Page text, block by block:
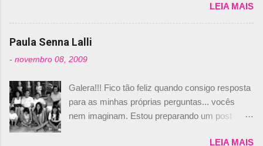
dois brasileiros”, explicou, dizendo ainda que
não tem nada contra o filho do tricampeão
Nelson Piquet. “Ele é um bom piloto, rápido e
experiente.” Audetto disse ainda que a suposta
não corresponde à realidade. “O suposto 15%
de investimento seria menor do que aquilo que
outros pilotos podem trazer: italianos, r...
truth but I’ve never had an option in my contract so that’s
should, pretty much, tell you that it’s not true." #Kimi7 #EifelGP
#AlfaRomeoRacing pic.twitter.com/77EDVn39Ia — Kimi
Romain falando sobre o fato do Iceman estar há tantos anos na
@RGrosjean ! #EifelGP 🇩🇪 #F1
pic.twitter.com/GSAu1LWnwW — Formula 1 (@F1) October 8,
2020 Beijinhos, Ludy
LEIA MAIS
Paula Senna Lalli
- novembro 08, 2009
Galera!!! Fico tão feliz quando consigo resposta
para as minhas próprias perguntas... vocês
nem imaginam. Estou preparando um post
nunca falei sobre ela, aqui no Octeto. No meio
LEIA MAIS